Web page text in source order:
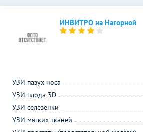
ИНВИТРО на Нагорной
УЗИ пазух носа
УЗИ плода 3D
УЗИ селезенки
УЗИ мягких тканей